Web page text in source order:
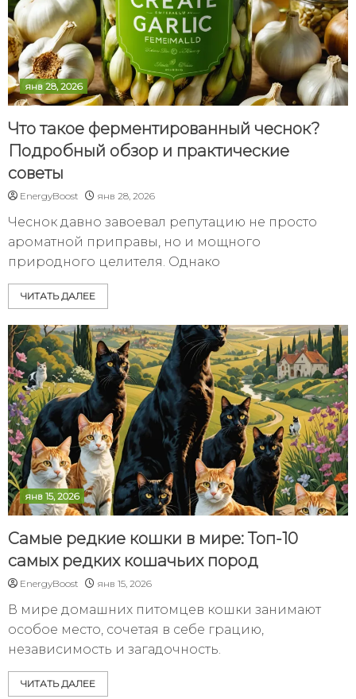
янв 28, 2026
Что такое ферментированный чеснок?
Подробный обзор и практические
советы
EnergyBoost янв 28, 2026
Чеснок давно завоевал репутацию не просто
ароматной приправы, но и мощного
природного целителя. Однако
ЧИТАТЬ ДАЛЕЕ
янв 15, 2026
Самые редкие кошки в мире: Топ-10
самых редких кошачьих пород
EnergyBoost янв 15, 2026
В мире домашних питомцев кошки занимают
особое место, сочетая в себе грацию,
независимость и загадочность.
ЧИТАТЬ ДАЛЕЕ